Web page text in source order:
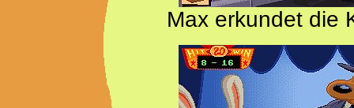
Max erkundet die